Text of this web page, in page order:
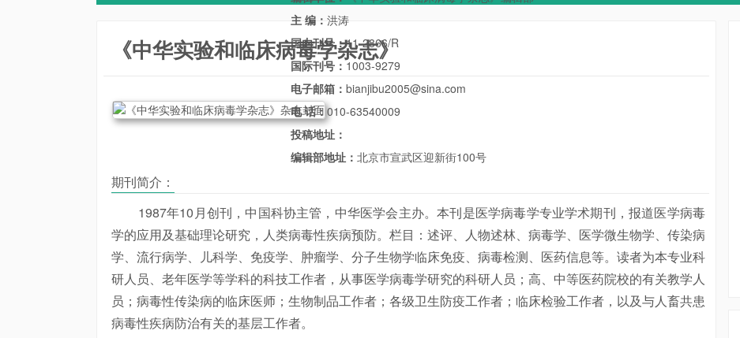
《中华实验和临床病毒学杂志》
主 编：洪涛
国内刊号：11-2866/R
国际刊号：1003-9279
电子邮箱：bianjibu2005@sina.com
电 话：010-63540009
投稿地址：
编辑部地址：北京市宣武区迎新街100号
期刊简介：
1987年10月创刊，中国科协主管，中华医学会主办。本刊是医学病毒学专业学术期刊，报道医学病毒
学的应用及基础理论研究，人类病毒性疾病预防。栏目：述评、人物述林、病毒学、医学微生物学、传染病
学、流行病学、儿科学、免疫学、肿瘤学、分子生物学临床免疫、病毒检测、医药信息等。读者为本专业科
研人员、老年医学等学科的科技工作者，从事医学病毒学研究的科研人员；高、中等医药院校的有关教学人
员；病毒性传染病的临床医师；生物制品工作者；各级卫生防疫工作者；临床检验工作者，以及与人畜共患
病毒性疾病防治有关的基层工作者。